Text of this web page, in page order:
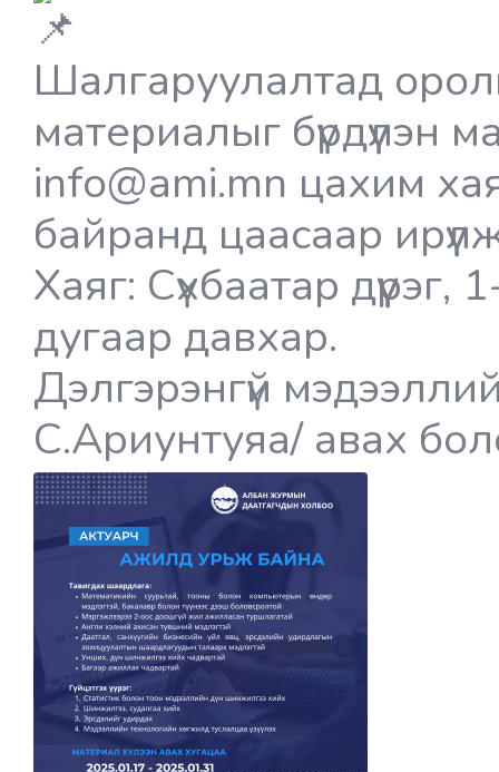
Шалгаруулалтад
материалыг
info@ami.mn цахим
байранд цаасаар
Хаяг: Сүхбаатар
дугаар давхар.
Дэлгэрэнгүй
С.Ариунтуяа/ авах